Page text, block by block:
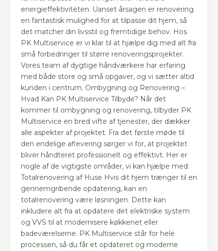
energieffektiviteten. Uanset årsagen er renovering
en fantastisk mulighed for at tilpasse dit hjem, så
det matcher din livsstil og fremtidige behov. Hos
PK Multiservice er vi klar til at hjælpe dig med alt fra
små forbedringer til større renoveringsprojekter.
Vores team af dygtige håndværkere har erfaring
med både store og små opgaver, og vi sætter altid
kunden i centrum. Ombygning og Renovering –
Hvad Kan PK Multiservice Tilbyde? Når det
kommer til ombygning og renovering, tilbyder PK
Multiservice en bred vifte af tjenester, der dækker
alle aspekter af projektet. Fra det første møde til
den endelige aflevering sørger vi for, at projektet
bliver håndteret professionelt og effektivt. Her er
nogle af de vigtigste områder, vi kan hjælpe med:
Totalrenovering af Huse Hvis dit hjem trænger til en
gennemgribende opdatering, kan en
totalrenovering være løsningen. Dette kan
inkludere alt fra at opdatere det elektriske system
og VVS til at modernisere køkkenet eller
badeværelserne. PK Multiservice står for hele
processen, så du får et opdateret og moderne